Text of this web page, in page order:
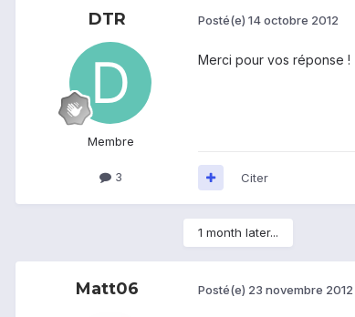
DTR
Membre
3
Posté(e) 14 octobre 2012
Merci pour vos réponse !
Citer
1 month later...
Matt06 Posté(e) 23 novembre 2012